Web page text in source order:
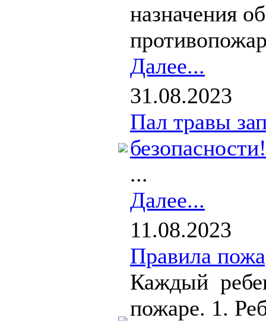
назначения
Далее...
31.08.2023
Пал травы
безопасности!
...
Далее...
11.08.2023
Правила
Каждый
пожаре. 1.